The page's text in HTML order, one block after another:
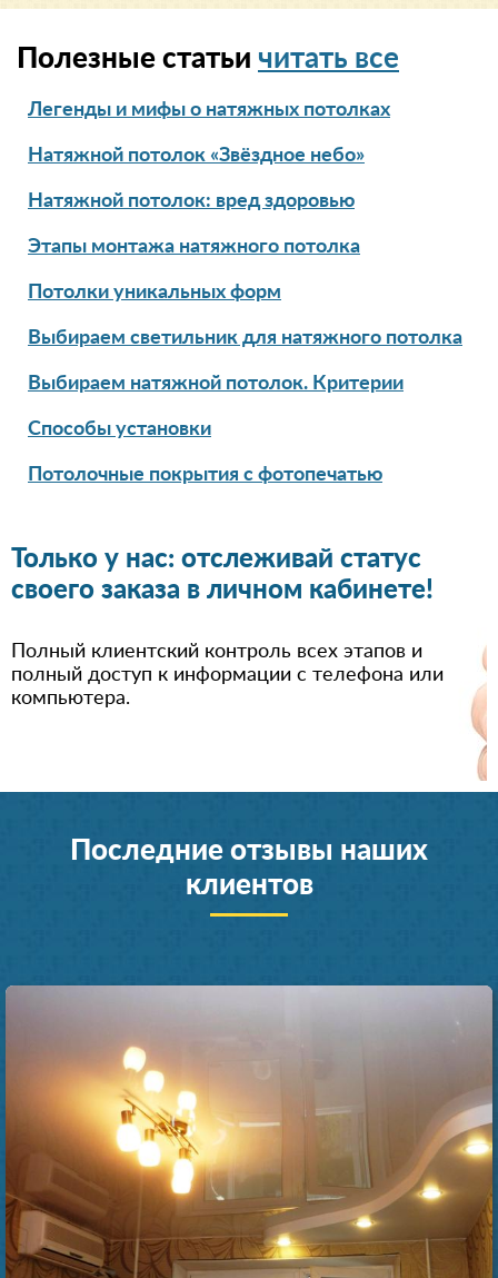
Полезные статьи читать все
Легенды и мифы о натяжных потолках
Натяжной потолок «Звёздное небо»
Натяжной потолок: вред здоровью
Этапы монтажа натяжного потолка
Потолки уникальных форм
Выбираем светильник для натяжного потолка
Выбираем натяжной потолок. Критерии
Способы установки
Потолочные покрытия с фотопечатью
Только у нас: отслеживай статус
своего заказа в личном кабинете!
Полный клиентский контроль всех этапов и
полный доступ к информации с телефона или
компьютера.
Последние отзывы наших
клиентов